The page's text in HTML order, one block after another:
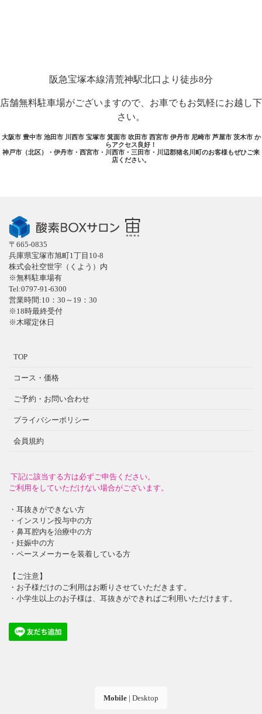
阪急宝塚本線清荒神駅北口より徒歩8分
店舗無料駐車場がございますので、お車でもお気軽にお越し下
さい。
大阪市 豊中市 池田市 川西市 宝塚市 箕面市 吹田市 西宮市 伊丹市 尼崎市 芦屋市 茨木市 か
らアクセス良好！
神戸市（北区）・伊丹市・西宮市・川西市・三田市・川辺郡猪名川町のお客様もぜひご来
店ください。
〒665-0835
兵庫県宝塚市旭町1丁目10-8
株式会社空世宇（くよう）内
※無料駐車場有
Tel:0797-91-6300
営業時間:10：30～19：30
※18時最終受付
※木曜定休日
TOP
コース・価格
ご予約・お問い合わせ
プライバシーポリシー
会員規約
下記に該当する方は必ずご申告ください。
ご利用をしていただけない場合がございます。
・耳抜きができない方
・インスリン投与中の方
・鼻耳腔内を治療中の方
・妊娠中の方
・ペースメーカーを装着している方
【ご注意】
・お子様だけのご利用はお断りさせていただきます。
・小学生以上のお子様は、耳抜きができればご利用いただけます。
Mobile | Desktop